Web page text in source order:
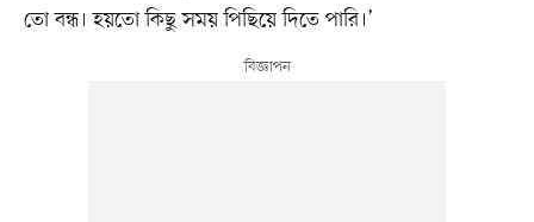
তো বন্ধ। হয়তো কিছু সময় পিছিয়ে দিতে পারি।’